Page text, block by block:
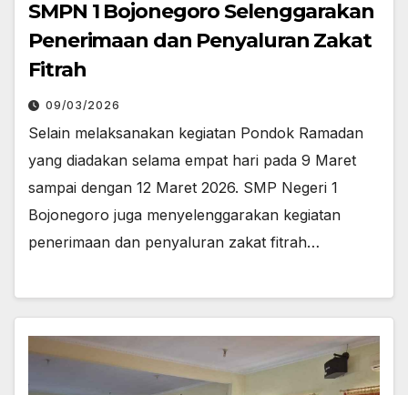
SMPN 1 Bojonegoro Selenggarakan
Penerimaan dan Penyaluran Zakat
Fitrah
09/03/2026
Selain melaksanakan kegiatan Pondok Ramadan
yang diadakan selama empat hari pada 9 Maret
sampai dengan 12 Maret 2026. SMP Negeri 1
Bojonegoro juga menyelenggarakan kegiatan
penerimaan dan penyaluran zakat fitrah…